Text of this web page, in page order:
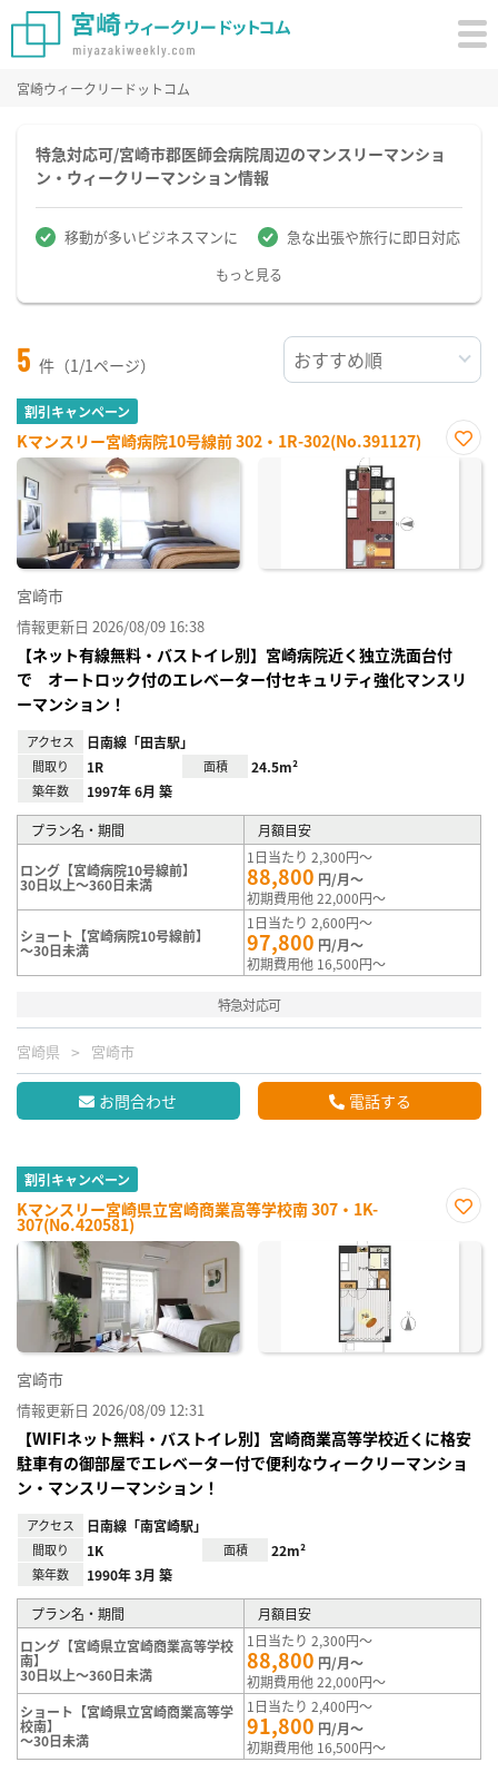
宮崎ウィークリードットコム
特急対応可/宮崎市郡医師会病院周辺のマンスリーマンショ
ン・ウィークリーマンション情報
移動が多いビジネスマンに 急な出張や旅行に即日対応
もっと見る
5 件（1/1ページ）
割引キャンペーン
Kマンスリー宮崎病院10号線前 302・1R-302(No.391127)
お気
宮崎市
情報更新日 2026/08/09 16:38
【ネット有線無料・バストイレ別】宮崎病院近く独立洗面台付
で オートロック付のエレベーター付セキュリティ強化マンスリ
ーマンション！
アクセス 日南線「田吉駅」
間取り 1R 面積 24.5m²
築年数 1997年 6月 築
プラン名・期間 月額目安
ロング【宮崎病院10号線前】
30日以上～360日未満
1日当たり 2,300円～
88,800 円/月～
初期費用他 22,000円～
ショート【宮崎病院10号線前】
～30日未満
1日当たり 2,600円～
97,800 円/月～
初期費用他 16,500円～
特急対応可
宮崎県 宮崎市
お問合わせ 電話する
割引キャンペーン
Kマンスリー宮崎県立宮崎商業高等学校南 307・1K-
307(No.420581)
に入
宮崎市
情報更新日 2026/08/09 12:31
【WIFIネット無料・バストイレ別】宮崎商業高等学校近くに格安
駐車有の御部屋でエレベーター付で便利なウィークリーマンショ
ン・マンスリーマンション！
アクセス 日南線「南宮崎駅」
間取り 1K 面積 22m²
築年数 1990年 3月 築
プラン名・期間
月額目安
ロング【宮崎県立宮崎商業高等学校
南】
30日以上～360日未満
1日当たり 2,300円～
88,800 円/月～
初期費用他 22,000円～
ショート【宮崎県立宮崎商業高等学
校南】
～30日未満
1日当たり 2,400円～
91,800 円/月～
初期費用他 16,500円～